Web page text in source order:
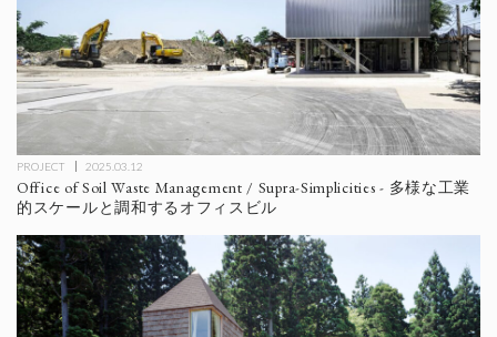
PROJECT 2025.03.12
Office of Soil Waste Management / Supra-Simplicities - 多様な工業
的スケールと調和するオフィスビル